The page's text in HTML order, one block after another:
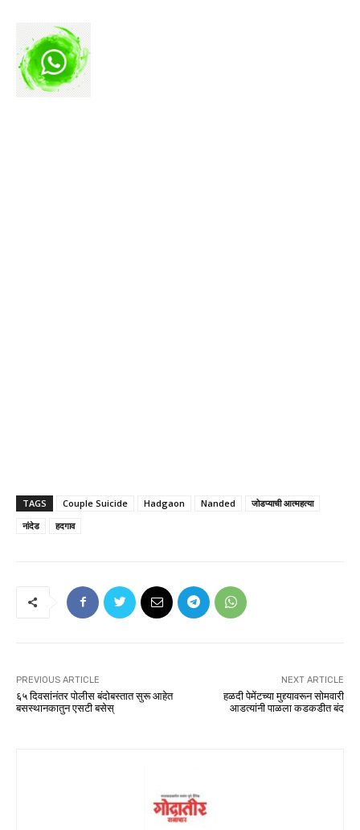
TAGS Couple Suicide Hadgaon Nanded
जोडप्याची आत्महत्या
नांदेड
हदगाव
PREVIOUS ARTICLE
६५ दिवसांनंतर पोलीस बंदोबस्तात सुरू आहेत
बसस्थानकातुन एसटी बसेस्
NEXT ARTICLE
हळदी पेमेंटच्या मुद्द्यावरून सोमवारी
आडत्यांनी पाळला कडकडीत बंद